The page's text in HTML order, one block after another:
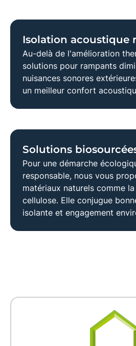
Isolation acoustique
Au-delà de l'amélioration
solutions pour rampants
nuisances sonores
un meilleur confort
Solutions
Pour une démarche
responsable, nous vous
matériaux naturels comme la
cellulose. Elle conjugue
isolante et engagement